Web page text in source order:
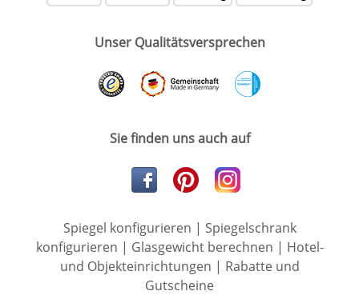
Unser Qualitätsversprechen
Sie finden uns auch auf
Spiegel konfigurieren | Spiegelschrank
konfigurieren | Glasgewicht berechnen | Hotel-
und Objekteinrichtungen | Rabatte und
Gutscheine